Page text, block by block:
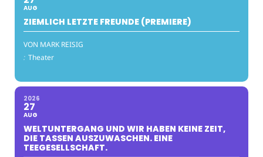
AUG
ZIEMLICH LETZTE FREUNDE (PREMIERE)
VON MARK REISIG
: Theater
2026
27
AUG
WELTUNTERGANG UND WIR HABEN KEINE ZEIT,
DIE TASSEN AUSZUWASCHEN. EINE
TEEGESELLSCHAFT.